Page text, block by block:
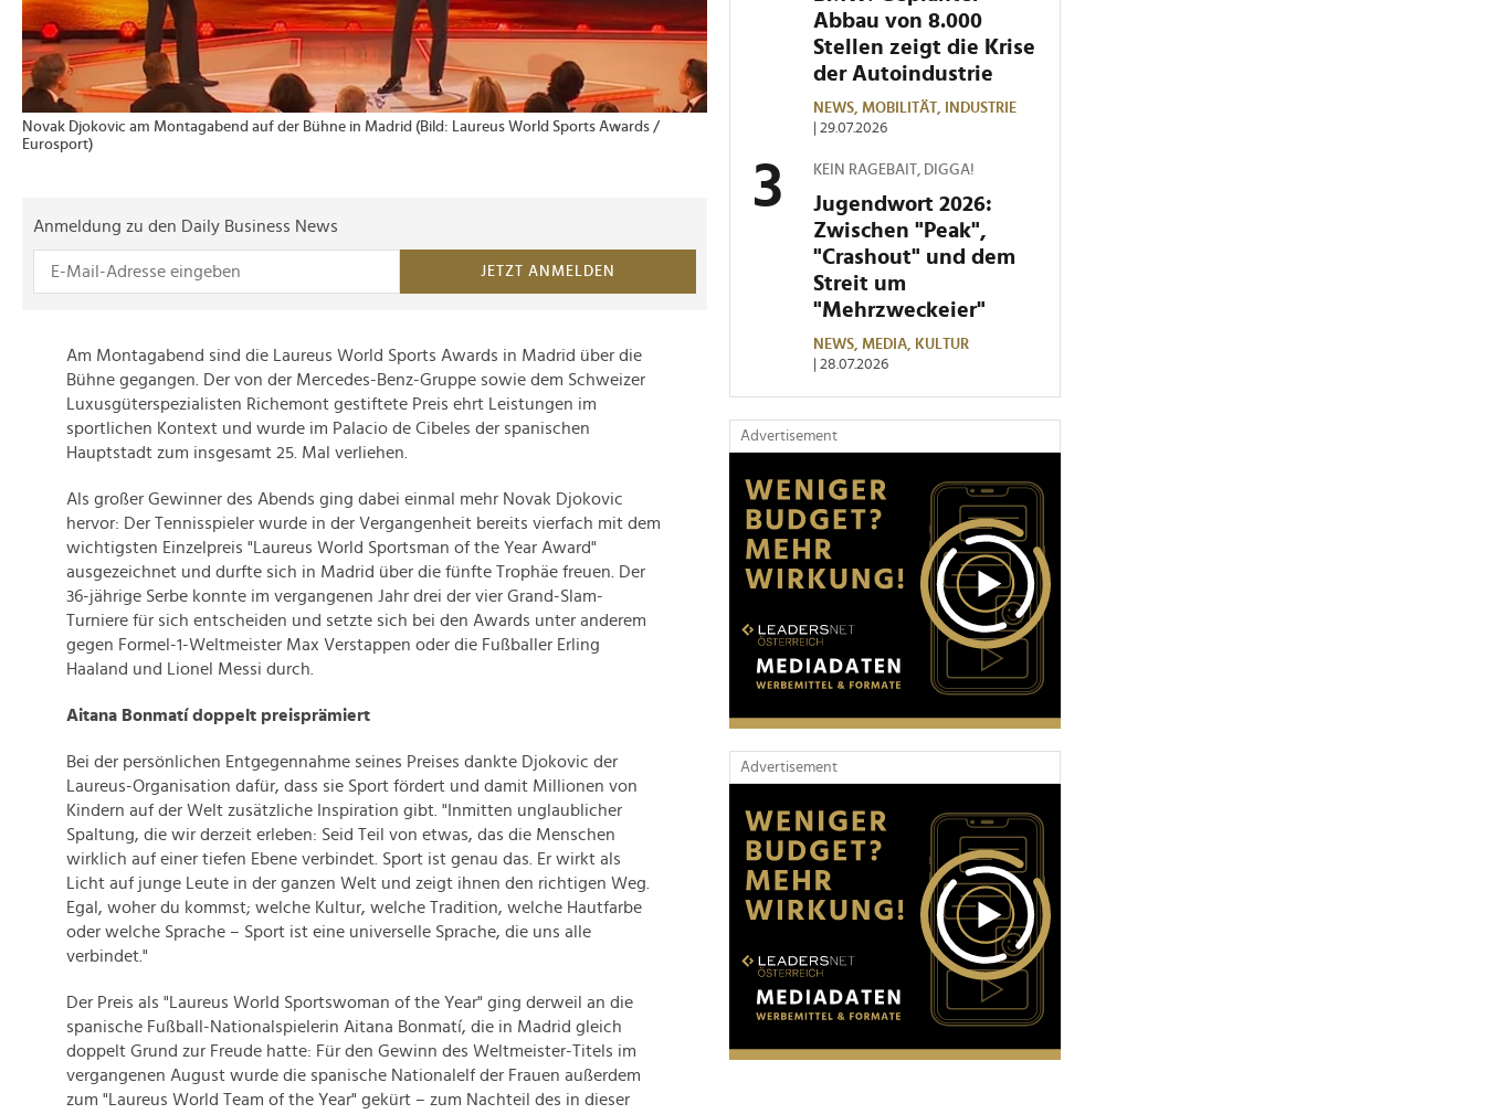
Novak Djokovic am Montagabend auf der Bühne in Madrid (Bild: Laureus World Sports Awards /
Eurosport)
Anmeldung zu den Daily Business News
JETZT ANMELDEN
Am Montagabend sind die Laureus World Sports Awards in Madrid über die
Bühne gegangen. Der von der Mercedes-Benz-Gruppe sowie dem Schweizer
Luxusgüterspezialisten Richemont gestiftete Preis ehrt Leistungen im
sportlichen Kontext und wurde im Palacio de Cibeles der spanischen
Hauptstadt zum insgesamt 25. Mal verliehen.
Als großer Gewinner des Abends ging dabei einmal mehr Novak Djokovic
hervor: Der Tennisspieler wurde in der Vergangenheit bereits vierfach mit dem
wichtigsten Einzelpreis "Laureus World Sportsman of the Year Award"
ausgezeichnet und durfte sich in Madrid über die fünfte Trophäe freuen. Der
36-jährige Serbe konnte im vergangenen Jahr drei der vier Grand-Slam-
Turniere für sich entscheiden und setzte sich bei den Awards unter anderem
gegen Formel-1-Weltmeister Max Verstappen oder die Fußballer Erling
Haaland und Lionel Messi durch.
Aitana Bonmatí doppelt preisprämiert
Bei der persönlichen Entgegennahme seines Preises dankte Djokovic der
Laureus-Organisation dafür, dass sie Sport fördert und damit Millionen von
Kindern auf der Welt zusätzliche Inspiration gibt. "Inmitten unglaublicher
Spaltung, die wir derzeit erleben: Seid Teil von etwas, das die Menschen
wirklich auf einer tiefen Ebene verbindet. Sport ist genau das. Er wirkt als
Licht auf junge Leute in der ganzen Welt und zeigt ihnen den richtigen Weg.
Egal, woher du kommst; welche Kultur, welche Tradition, welche Hautfarbe
oder welche Sprache – Sport ist eine universelle Sprache, die uns alle
verbindet."
Der Preis als "Laureus World Sportswoman of the Year" ging derweil an die
spanische Fußball-Nationalspielerin Aitana Bonmatí, die in Madrid gleich
doppelt Grund zur Freude hatte: Für den Gewinn des Weltmeister-Titels im
vergangenen August wurde die spanische Nationalelf der Frauen außerdem
zum "Laureus World Team of the Year" gekürt – zum Nachteil des in dieser
Abbau von 8.000
Stellen zeigt die Krise
der Autoindustrie
NEWS, MOBILITÄT,
INDUSTRIE
| 29.07.2026
KEIN RAGEBAIT, DIGGA!
Jugendwort 2026:
Zwischen "Peak",
"Crashout" und dem
Streit um
"Mehrzweckeier"
NEWS, MEDIA,
KULTUR
| 28.07.2026
Advertisement
Advertisement